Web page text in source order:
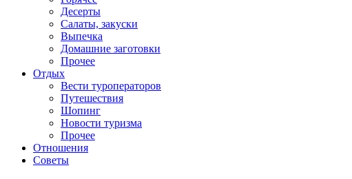
Десерты
Салаты, закуски
Выпечка
Домашние заготовки
Прочее
Отдых
Вести туроператоров
Путешествия
Шопинг
Новости туризма
Прочее
Отношения
Советы